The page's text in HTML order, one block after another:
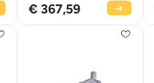
€ 367,59